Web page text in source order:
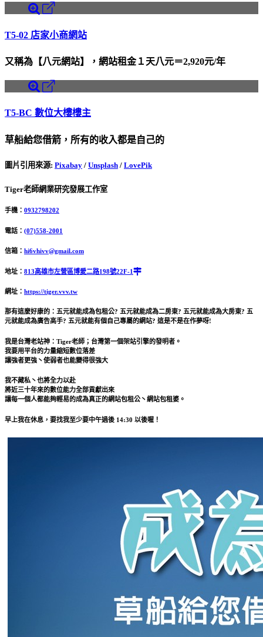
T5-02 店家小商網站
又稱為【八元網站】，網站租金１天八元＝2,920元/年
T5-BC 數位大樓樓主
草船給您借箭，所有的收入都是自己的
圖片引用來源: Pixabay / Unsplash / LovePik
Tiger老師網業研究發展工作室
手機： 0932798202
電話： (07)558-2001
信箱： hi6vhivv@gmail.com
地址： 813高雄市左營區博愛二路198號22F-1
網址： https://tiger.vvv.tw
那有這麼好康的：五元就能成為包租公? 五元就能成為二房東? 五元就能成為大房東? 五
元就能成為廣告高手? 五元就能有個自己專屬的網站? 這是不是在作夢呀!
我是台灣老站神：Tiger老師；台灣第一個架站引擎的發明者。
我要用平台的力量縮短數位落差
讓強者更強丶使弱者也能變得很強大
我不藏私丶也將全力以赴
將近三十年來的數位能力全部貢獻出來
讓每一個人都能夠輕易的成為真正的網站包租公丶網站包租婆。
早上我在休息，要找我至少要中午過後 14:30 以後喔！